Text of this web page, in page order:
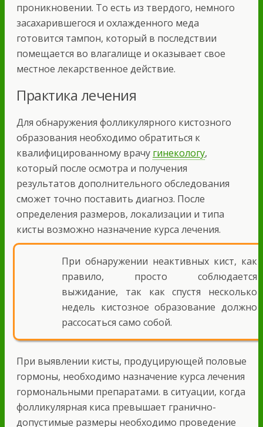
проникновении. То есть из твердого, немного
засахарившегося и охлажденного меда
готовится тампон, который в последствии
помещается во влагалище и оказывает свое
местное лекарственное действие.
Практика лечения
Для обнаружения фолликулярного кистозного
образования необходимо обратиться к
квалифицированному врачу гинекологу,
который после осмотра и получения
результатов дополнительного обследования
сможет точно поставить диагноз. После
определения размеров, локализации и типа
кисты возможно назначение курса лечения.
При обнаружении неактивных кист, как
правило, просто соблюдается
выжидание, так как спустя несколько
недель кистозное образование должно
рассосаться само собой.
При выявлении кисты, продуцирующей половые
гормоны, необходимо назначение курса лечения
гормональными препаратами. в ситуации, когда
фолликулярная киса превышает гранично-
допустимые размеры необходимо проведение